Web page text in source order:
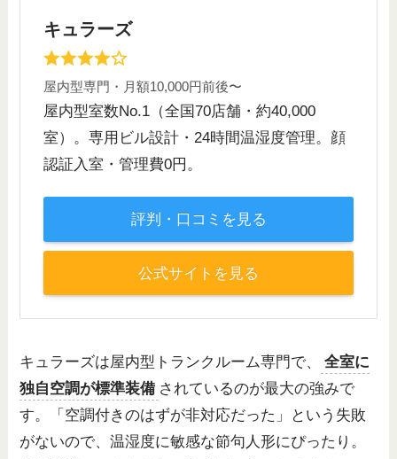
キュラーズ
屋内型専門・月額10,000円前後〜
屋内型室数No.1（全国70店舗・約40,000
室）。専用ビル設計・24時間温湿度管理。顔
認証入室・管理費0円。
評判・口コミを見る
公式サイトを見る
キュラーズは屋内型トランクルーム専門で、
全室に
独自空調が標準装備 されているのが最大の強みで
す。「空調付きのはずが非対応だった」という失敗
がないので、温湿度に敏感な節句人形にぴったり。